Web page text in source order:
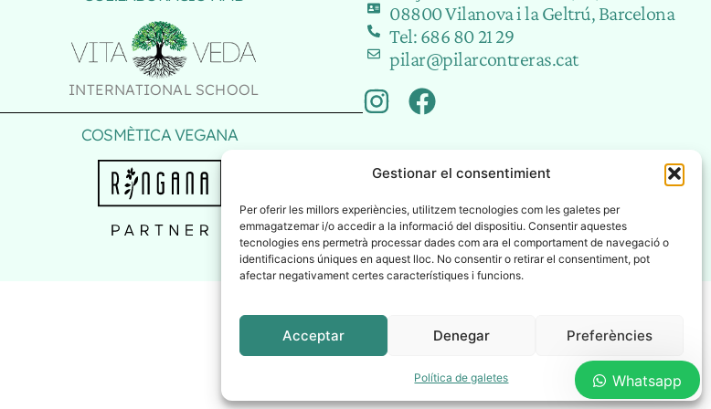
Gestionar el consentimient
Per oferir les millors experiències, utilitzem tecnologies com les galetes per
emmagatzemar i/o accedir a la informació del dispositiu. Consentir aquestes
tecnologies ens permetrà processar dades com ara el comportament de navegació o
identificacions úniques en aquest lloc. No consentir o retirar el consentiment, pot
afectar negativament certes característiques i funcions.
Acceptar Denegar Preferències
Política de galetes
INTERNATIONAL SCHOOL
08800 Vilanova i la Geltrú, Barcelona
Tel: 686 80 21 29
pilar@pilarcontreras.cat
COSMÈTICA VEGANA
Whatsapp